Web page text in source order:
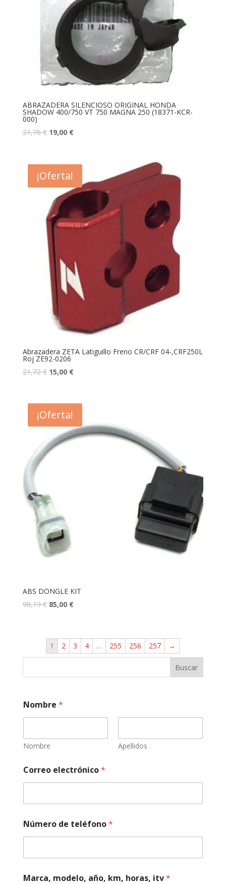
ABRAZADERA SILENCIOSO ORIGINAL HONDA
SHADOW 400/750 VT 750 MAGNA 250 (18371-KCR-
000)
21,76€ 19,00 €
¡Oferta!
Abrazadera ZETA Latiguillo Freno CR/CRF 04-,CRF250L
Roj ZE92-0206
21,72€ 15,00 €
¡Oferta!
ABS DONGLE KIT
98,19€ 85,00 €
1 2 3 4 … 255 256 257 →
Buscar
Nombre *
Nombre Apellidos
Correo electrónico*
Número de teléfono*
ñ
Marca, modelo, año, km, horas, itv*